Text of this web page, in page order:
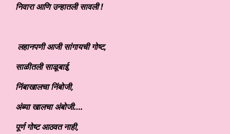
निवारा आणि उन्हातली सावली !
लहानपणी आजी सांगायची गोष्ट,
साळीतली साळूबाई,
निंबाखालचा निंबोजी,
अंब्या खालचा अंबोजी….
पूर्ण गोष्ट आठवत नाही,